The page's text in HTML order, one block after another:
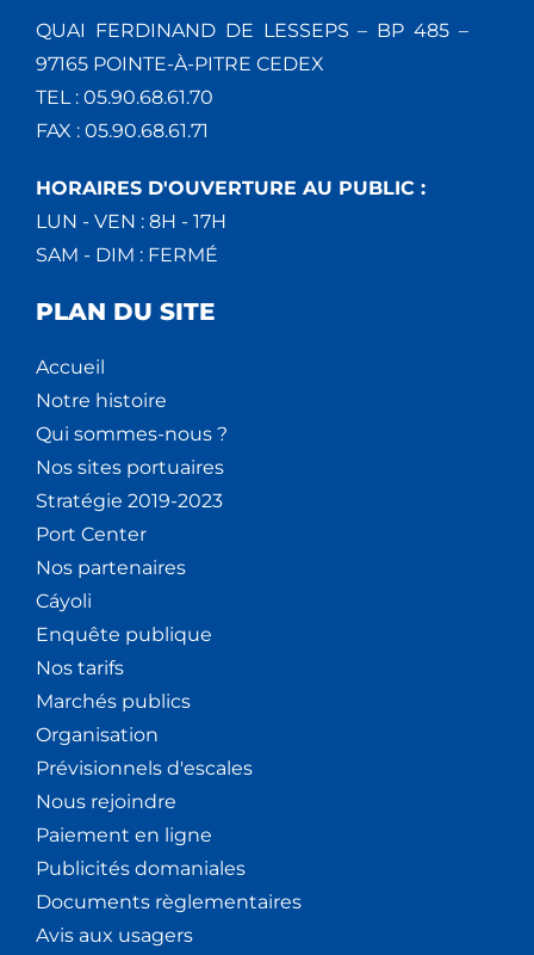
QUAI FERDINAND DE LESSEPS – BP 485 –
97165 POINTE-À-PITRE CEDEX
TEL : 05.90.68.61.70
FAX : 05.90.68.61.71
HORAIRES D'OUVERTURE AU PUBLIC :
LUN - VEN : 8H - 17H
SAM - DIM : FERMÉ
PLAN DU SITE
Accueil
Notre histoire
Qui sommes-nous ?
Nos sites portuaires
Stratégie 2019-2023
Port Center
Nos partenaires
Cáyoli
Enquête publique
Nos tarifs
Marchés publics
Organisation
Prévisionnels d'escales
Nous rejoindre
Paiement en ligne
Publicités domaniales
Documents règlementaires
Avis aux usagers